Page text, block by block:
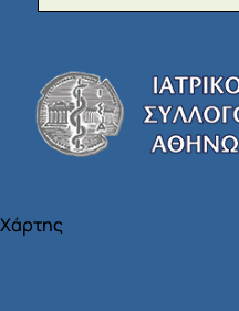
Χάρτης